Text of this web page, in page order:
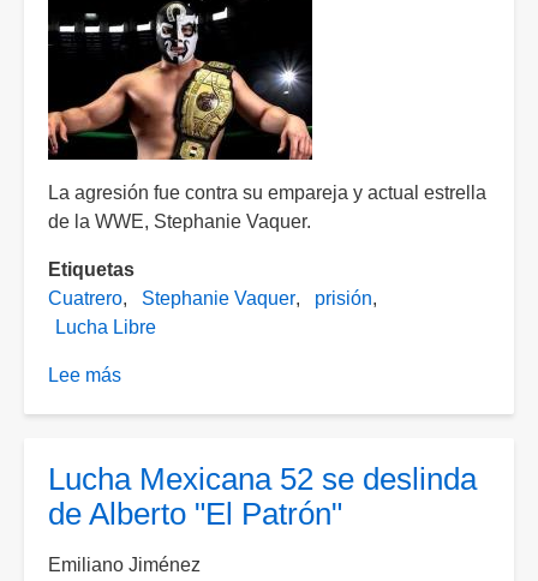
Vegas
La agresión fue contra su empareja y actual estrella
de la WWE, Stephanie Vaquer.
Etiquetas
Cuatrero
Stephanie Vaquer
prisión
Lucha Libre
Lee más
a
casi
años
Lucha Mexicana 52 se deslinda
de Alberto "El Patrón"
Emiliano Jiménez